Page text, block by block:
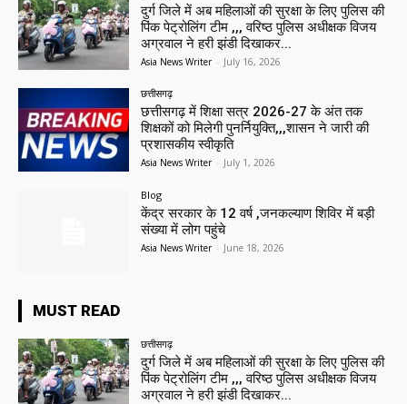
दुर्ग जिले में अब महिलाओं की सुरक्षा के लिए पुलिस की
पिंक पेट्रोलिंग टीम ,,, वरिष्ठ पुलिस अधीक्षक विजय
अग्रवाल ने हरी झंडी दिखाकर...
Asia News Writer - July 16, 2026
छत्तीसगढ़
छत्तीसगढ़ में शिक्षा सत्र 2026-27 के अंत तक
शिक्षकों को मिलेगी पुनर्नियुक्ति,,,शासन ने जारी की
प्रशासकीय स्वीकृति
Asia News Writer - July 1, 2026
Blog
केंद्र सरकार के 12 वर्ष ,जनकल्याण शिविर में बड़ी
संख्या में लोग पहुंचे
Asia News Writer - June 18, 2026
MUST READ
छत्तीसगढ़
दुर्ग जिले में अब महिलाओं की सुरक्षा के लिए पुलिस की
पिंक पेट्रोलिंग टीम ,,, वरिष्ठ पुलिस अधीक्षक विजय
अग्रवाल ने हरी झंडी दिखाकर...